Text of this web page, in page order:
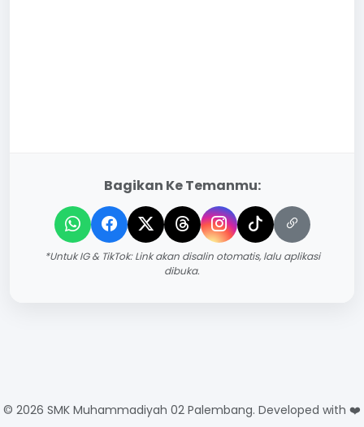
Bagikan Ke Temanmu:
*Untuk IG & TikTok: Link akan disalin otomatis, lalu aplikasi
dibuka.
© 2026 SMK Muhammadiyah 02 Palembang. Developed with ❤️